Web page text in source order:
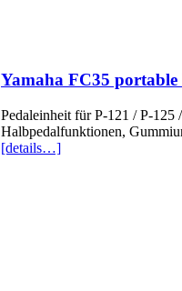
Yamaha FC35 portable
Pedaleinheit für P-121 / P-
Halbpedalfunktionen,
[details…]